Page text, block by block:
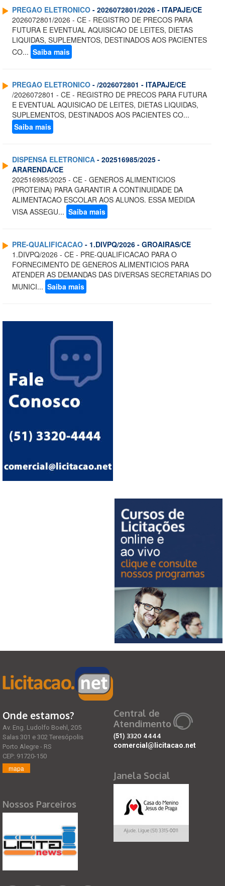
PREGAO ELETRONICO - 2026072801/2026 - ITAPAJE/CE
2026072801/2026 - CE - REGISTRO DE PRECOS PARA
FUTURA E EVENTUAL AQUISICAO DE LEITES, DIETAS
LIQUIDAS, SUPLEMENTOS, DESTINADOS AOS PACIENTES
CO... Saiba mais
PREGAO ELETRONICO - /2026072801 - ITAPAJE/CE
/2026072801 - CE - REGISTRO DE PRECOS PARA FUTURA
E EVENTUAL AQUISICAO DE LEITES, DIETAS LIQUIDAS,
SUPLEMENTOS, DESTINADOS AOS PACIENTES CO...
Saiba mais
DISPENSA ELETRONICA - 202516985/2025 -
ARARENDA/CE
202516985/2025 - CE - GENEROS ALIMENTICIOS
(PROTEINA) PARA GARANTIR A CONTINUIDADE DA
ALIMENTACAO ESCOLAR AOS ALUNOS. ESSA MEDIDA
VISA ASSEGU... Saiba mais
PRE-QUALIFICACAO - 1.DIVPQ/2026 - GROAIRAS/CE
1.DIVPQ/2026 - CE - PRE-QUALIFICACAO PARA O
FORNECIMENTO DE GENEROS ALIMENTICIOS PARA
ATENDER AS DEMANDAS DAS DIVERSAS SECRETARIAS DO
MUNICI... Saiba mais
Onde estamos?
Av. Eng. Ludolfo Boehl, 205
Salas 301 e 302 Teresópolis
Porto Alegre - RS
CEP: 91720-150
mapa
Nossos Parceiros
Central de
Atendimento
(51) 3320 4444
comercial@licitacao.net
Janela Social